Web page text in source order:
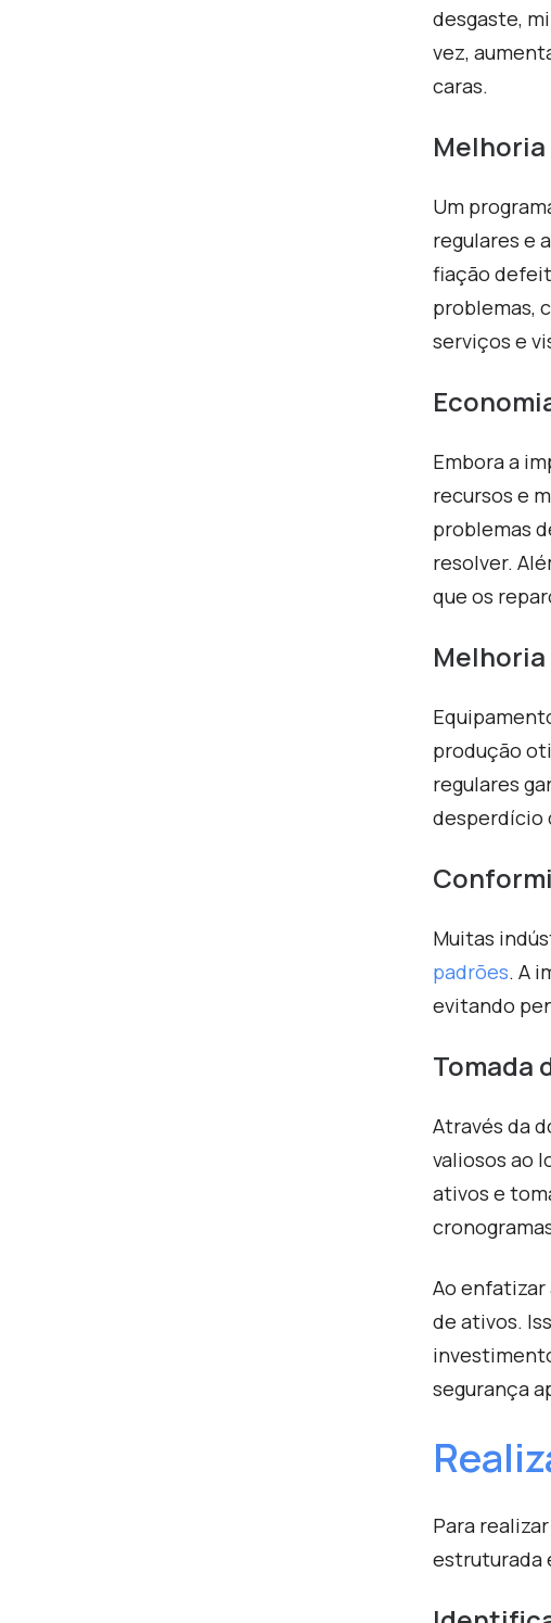
desgaste,
vez,
caras.
Um
regulares e
fiação
problemas,
serviços e
Embora a
recursos e
problemas
resolver.
que os
produção
regulares
desperdício
Muitas
padrões. A
evitando
Tomada
Através da
valiosos ao
ativos e
Ao
de ativos.
segurança
Para
estruturada